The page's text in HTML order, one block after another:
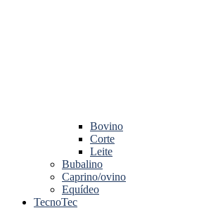
Bovino
Corte
Leite
Bubalino
Caprino/ovino
Equídeo
TecnoTec